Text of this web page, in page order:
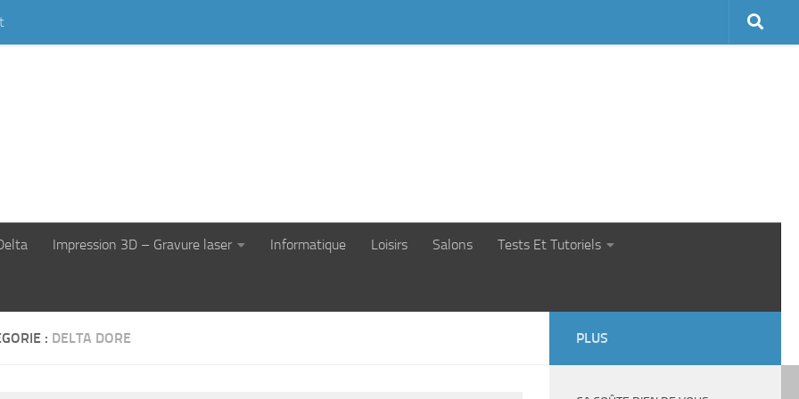
Impression 3D – Gravure laser Informatique Loisirs Salons Tests Et Tutoriels
: DELTA DORE PLUS